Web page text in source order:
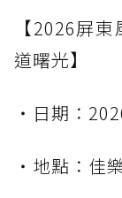
【2026屏
道曙光】
・日期：
・地點：佳